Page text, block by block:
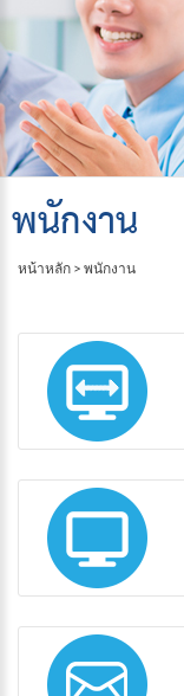
พนักงาน
หน้าหลัก > พนักงาน